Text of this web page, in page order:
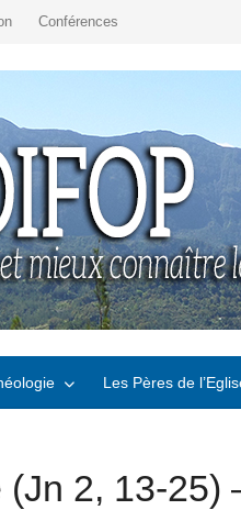
Conférences
Les Pères de
2, 13-25)